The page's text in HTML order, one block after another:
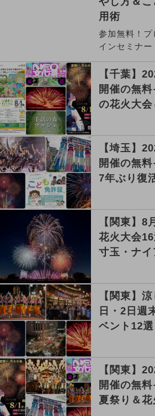
用術
参加無料！プ
インセミナー
【千葉】
開催の無
の花火大会
【埼玉】
開催の無
7年ぶり復
【関東】8
花火大会
寸玉・ナイ
【関東】
日・2日週
ベント12選
【関東】
開催の無
夏祭り＆花